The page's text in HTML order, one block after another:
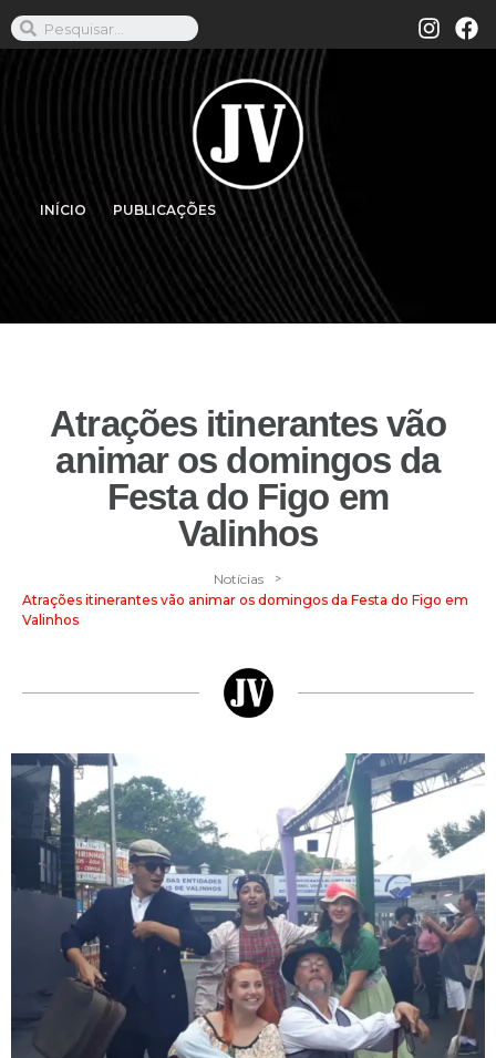
INÍCIO PUBLICAÇÕES
Atrações itinerantes vão
animar os domingos da
Festa do Figo em
Valinhos
Notícias >
Atrações itinerantes vão animar os domingos da Festa do Figo em
Valinhos